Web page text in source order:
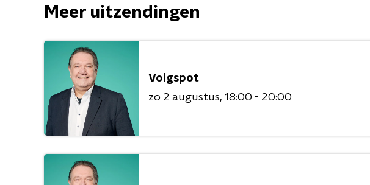
Meer uitzendingen
Volgspot
zo 2 augustus 18:00 - 20:00